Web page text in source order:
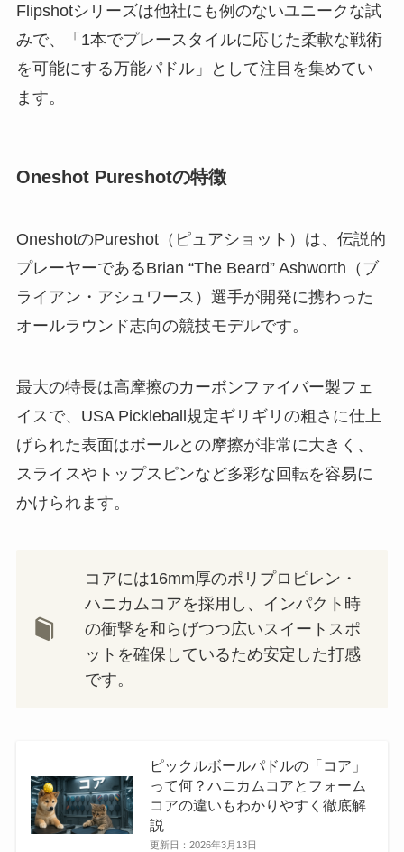
Flipshotシリーズは他社にも例のないユニークな試
みで、「1本でプレースタイルに応じた柔軟な戦術
を可能にする万能パドル」として注目を集めてい
ます。
Oneshot Pureshotの特徴
OneshotのPureshot（ピュアショット）は、伝説的
プレーヤーであるBrian “The Beard” Ashworth（ブ
ライアン・アシュワース）選手が開発に携わった
オールラウンド志向の競技モデルです。
最大の特長は高摩擦のカーボンファイバー製フェ
イスで、USA Pickleball規定ギリギリの粗さに仕上
げられた表面はボールとの摩擦が非常に大きく、
スライスやトップスピンなど多彩な回転を容易に
かけられます。
コアには16mm厚のポリプロピレン・
ハニカムコアを採用し、インパクト時
の衝撃を和らげつつ広いスイートスポ
ットを確保しているため安定した打感
です。
ピックルボールパドルの「コア」
って何？ハニカムコアとフォーム
コアの違いもわかりやすく徹底解
説
更新日： 2026年3月13日